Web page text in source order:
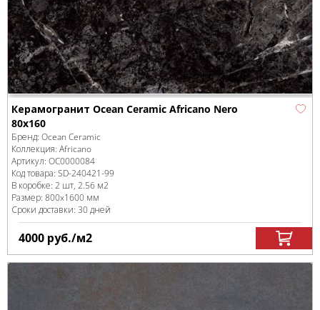
Керамогранит Ocean Ceramic Africano Nero
80х160
Бренд: Ocean Ceramic
Коллекция: Africano
Артикул: OC0000084
Код товара: SD-240421-99
В коробке: 2 шт, 2.56 м2
Размер: 800x1600 мм
Сроки доставки: 30 дней
4000 руб./м2